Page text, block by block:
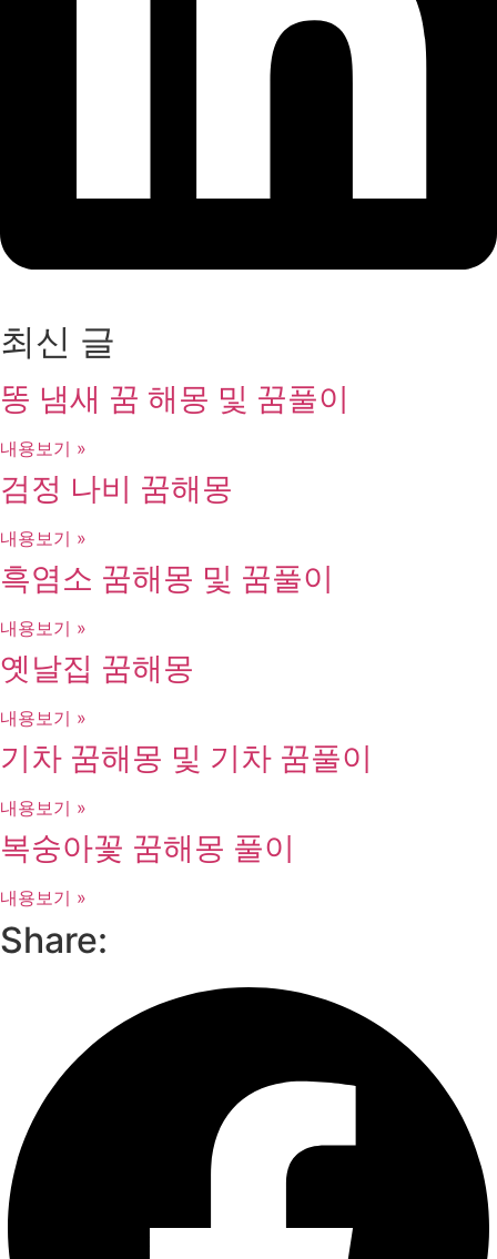
최신 글
똥 냄새 꿈 해몽 및 꿈풀이
내용보기 »
검정 나비 꿈해몽
내용보기 »
흑염소 꿈해몽 및 꿈풀이
내용보기 »
옛날집 꿈해몽
내용보기 »
기차 꿈해몽 및 기차 꿈풀이
내용보기 »
복숭아꽃 꿈해몽 풀이
내용보기 »
Share: